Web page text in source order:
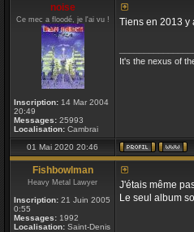
noise
Ce mec a floodé, je l'ai vu !
Inscription: 14 Mar 2004
20:49
Messages: 25993
Localisation: Cambrai
Tiens en 2013 y
It's the nexus of
01 Mai 2020 20:46
Fishbowlman
Heavy Metal Lawyer
Inscription: 21 Juin 2005
0:55
Messages: 1992
Localisation: Saint-Denis
J'étais même
Le seul album